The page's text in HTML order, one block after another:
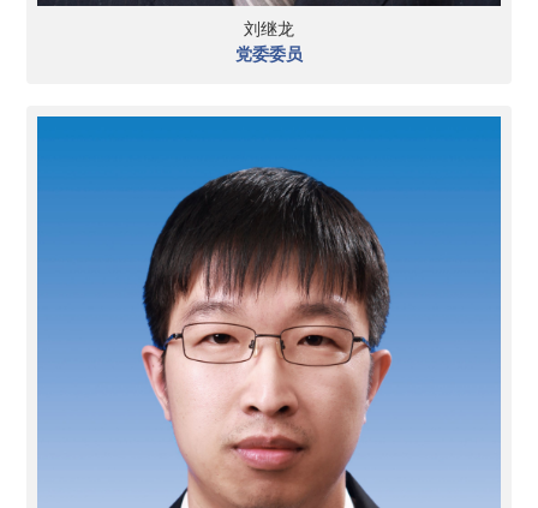
刘继龙
党委委员